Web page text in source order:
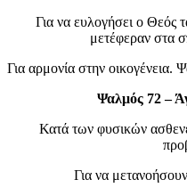
Για να ευλογήσει ο Θεός
μετέφεραν στα
Για αρμονία στην οικογένεια.
Ψαλμός 72 –
Κατά των φυσικών
Για να